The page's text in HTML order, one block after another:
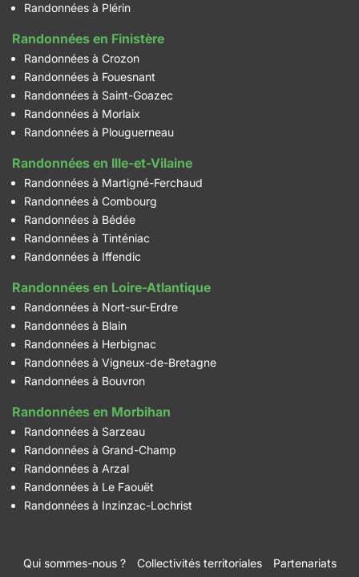
Randonnées à Plérin
Randonnées en Finistère
Randonnées à Crozon
Randonnées à Fouesnant
Randonnées à Saint-Goazec
Randonnées à Morlaix
Randonnées à Plouguerneau
Randonnées en Ille-et-Vilaine
Randonnées à Martigné-Ferchaud
Randonnées à Combourg
Randonnées à Bédée
Randonnées à Tinténiac
Randonnées à Iffendic
Randonnées en Loire-Atlantique
Randonnées à Nort-sur-Erdre
Randonnées à Blain
Randonnées à Herbignac
Randonnées à Vigneux-de-Bretagne
Randonnées à Bouvron
Randonnées en Morbihan
Randonnées à Sarzeau
Randonnées à Grand-Champ
Randonnées à Arzal
Randonnées à Le Faouët
Randonnées à Inzinzac-Lochrist
Qui sommes-nous ? Collectivités territoriales Partenariats